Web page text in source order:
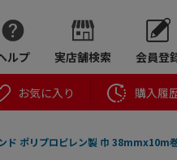
ルプ 実店舗検索 会員登
お気に入り 購入履
ド ポリプロピレン製 巾 38mmx10m